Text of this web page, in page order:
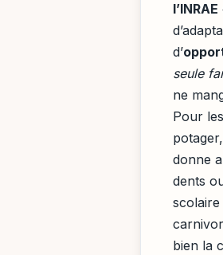
l’INRAE
d’
seule
ne
Pour
donne
dents
scolaire
bien la